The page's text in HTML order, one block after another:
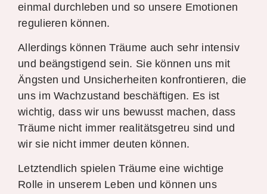
einmal durchleben und so unsere Emotionen
regulieren können.
Allerdings können Träume auch sehr intensiv
und beängstigend sein. Sie können uns mit
Ängsten und Unsicherheiten konfrontieren, die
uns im Wachzustand beschäftigen. Es ist
wichtig, dass wir uns bewusst machen, dass
Träume nicht immer realitätsgetreu sind und
wir sie nicht immer deuten können.
Letztendlich spielen Träume eine wichtige
Rolle in unserem Leben und können uns